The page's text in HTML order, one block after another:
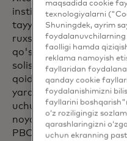
institutini yaratish
tayyorgarlikni boshlash
ruxsatnoma berdi.
qo'shma korxona
solish talablariga
qoidalar, tuzilmalar va
yaratdi va mahalliy
uchun zarur
noyabr oyida
PBOC va Moliyaviy
maqsadida cookie
texnologiyalarni
Shuningdek, ayrim
foydalanuvchilarning
faolligi hamda
reklama namoyish
fayllaridan
qanday cookie
foydalanishimizni
fayllarini
o‘z roziligingiz
qarashlaringizni
uchun ekranning